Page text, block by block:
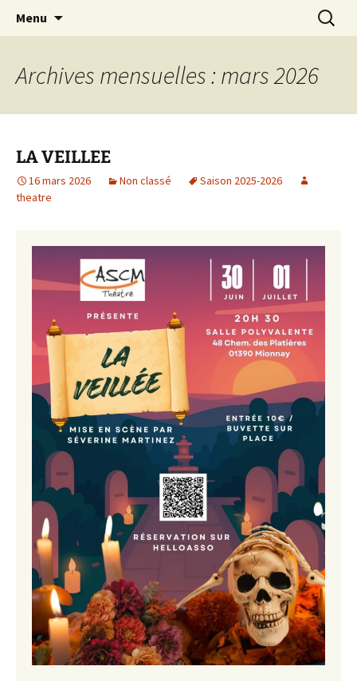
ASCM Atelier Théâtre
Association sportive et culturelle de Mionnay
Menu
Archives mensuelles : mars 2026
LA VEILLEE
16 mars 2026 Non classé
Saison 2025-2026
theatre